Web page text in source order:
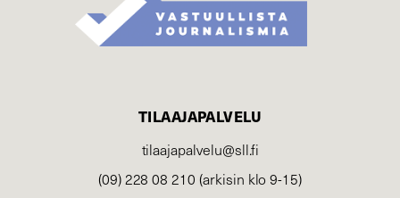
TILAAJAPALVELU
tilaajapalvelu@sll.fi
(09) 228 08 210 (arkisin klo 9-15)